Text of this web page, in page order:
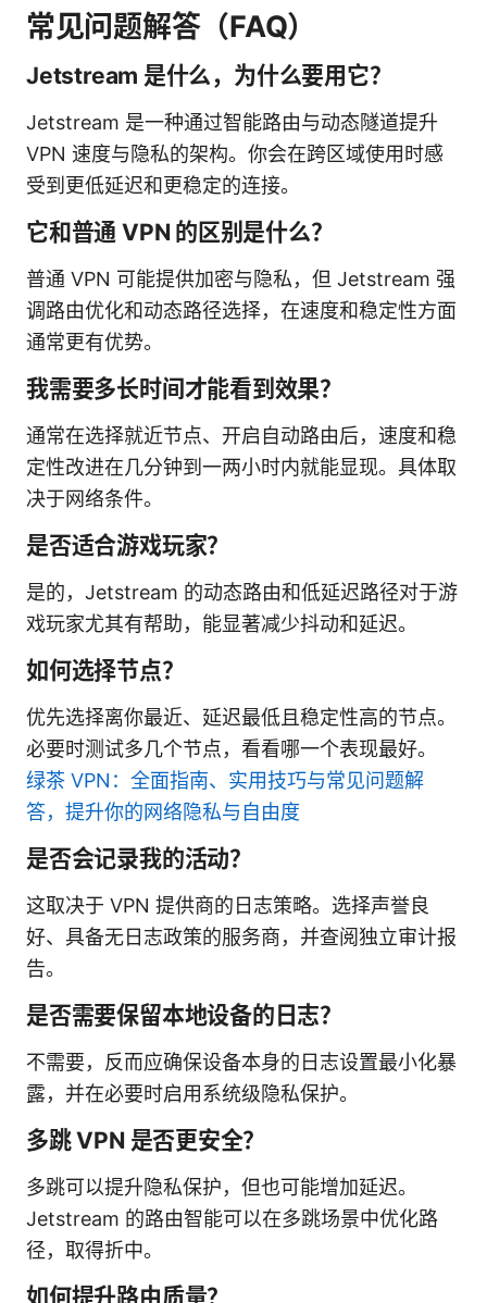
常见问题解答（FAQ）
Jetstream 是什么，为什么要用它？
Jetstream 是一种通过智能路由与动态隧道提升
VPN 速度与隐私的架构。你会在跨区域使用时感
受到更低延迟和更稳定的连接。
它和普通 VPN 的区别是什么？
普通 VPN 可能提供加密与隐私，但 Jetstream 强
调路由优化和动态路径选择，在速度和稳定性方面
通常更有优势。
我需要多长时间才能看到效果？
通常在选择就近节点、开启自动路由后，速度和稳
定性改进在几分钟到一两小时内就能显现。具体取
决于网络条件。
是否适合游戏玩家？
是的，Jetstream 的动态路由和低延迟路径对于游
戏玩家尤其有帮助，能显著减少抖动和延迟。
如何选择节点？
优先选择离你最近、延迟最低且稳定性高的节点。
必要时测试多几个节点，看看哪一个表现最好。
绿茶 VPN：全面指南、实用技巧与常见问题解
答，提升你的网络隐私与自由度
是否会记录我的活动？
这取决于 VPN 提供商的日志策略。选择声誉良
好、具备无日志政策的服务商，并查阅独立审计报
告。
是否需要保留本地设备的日志？
不需要，反而应确保设备本身的日志设置最小化暴
露，并在必要时启用系统级隐私保护。
多跳 VPN 是否更安全？
多跳可以提升隐私保护，但也可能增加延迟。
Jetstream 的路由智能可以在多跳场景中优化路
径，取得折中。
如何提升路由质量？